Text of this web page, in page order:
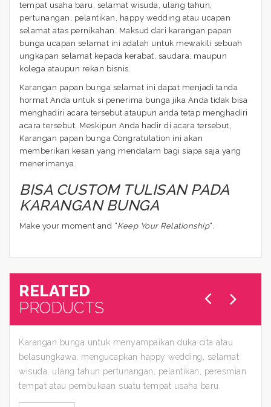
tempat usaha baru, selamat wisuda, ulang tahun,
pertunangan, pelantikan, happy wedding atau ucapan
selamat atas pernikahan. Maksud dari karangan papan
bunga ucapan selamat ini adalah untuk mewakili sebuah
ungkapan selamat kepada kerabat, saudara, maupun
kolega ataupun rekan bisnis.
Karangan papan bunga selamat ini dapat menjadi tanda
hormat Anda untuk si penerima bunga jika Anda tidak bisa
menghadiri acara tersebut ataupun anda tetap menghadiri
acara tersebut. Meskipun Anda hadir di acara tersebut,
Karangan papan bunga Congratulation ini akan
memberikan kesan yang mendalam bagi siapa saja yang
menerimanya.
BISA CUSTOM TULISAN PADA
KARANGAN BUNGA
Make your moment and “Keep Your Relationship“.
RELATED
PRODUCTS
Karangan bunga untuk menyampaikan duka cita atau
belasungkawa, mengucapkan happy wedding, selamat
wisuda, ulang tahun pertunangan, pelantikan, peresmian
tempat atau pembukaan suatu tempat usaha baru.